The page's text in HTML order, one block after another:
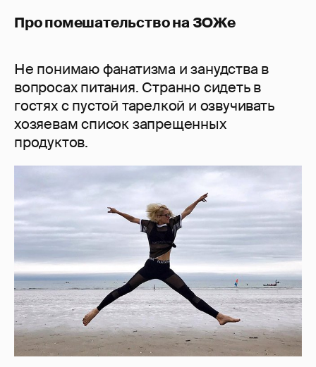
Про помешательство на ЗОЖе
Не понимаю фанатизма и занудства в
вопросах питания. Странно сидеть в
гостях с пустой тарелкой и озвучивать
хозяевам список запрещенных
продуктов.